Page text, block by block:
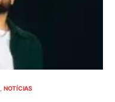
NOTÍCIAS